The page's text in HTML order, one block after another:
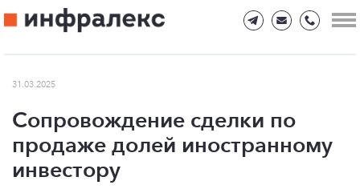
31.03.2025
Сопровождение сделки по
продаже долей иностранному
инвестору